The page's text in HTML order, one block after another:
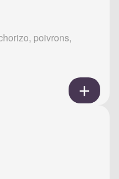
poivrons,